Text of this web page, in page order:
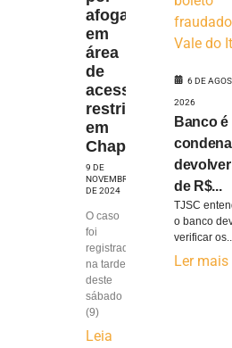
afogamento
em
área
de
acesso
restrito
em
Chapecó
9 DE
NOVEMBRO
DE 2024
O caso
foi
registrado
na tarde
deste
sábado
(9)
Leia
6 DE
2026
Banco é
de R$...
TJSC
o banco
verificar
Ler mais